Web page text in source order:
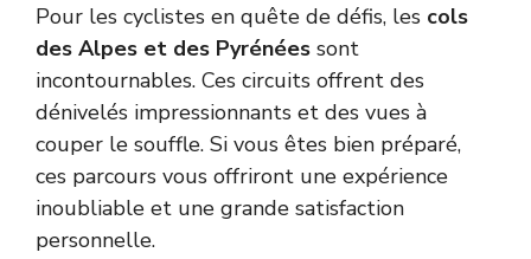
Pour les cyclistes en quête de défis, les cols
des Alpes et des Pyrénées sont
incontournables. Ces circuits offrent des
dénivelés impressionnants et des vues à
couper le souffle. Si vous êtes bien préparé,
ces parcours vous offriront une expérience
inoubliable et une grande satisfaction
personnelle.